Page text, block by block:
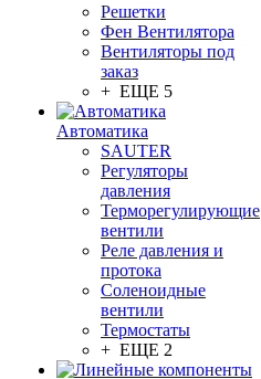
Решетки
Фен Вентилятора
Вентиляторы под
заказ
+ ЕЩЕ 5
Автоматика
SAUTER
Регуляторы
давления
Терморегулирующие
вентили
Реле давления и
протока
Соленоидные
вентили
Термостаты
+ ЕЩЕ 2